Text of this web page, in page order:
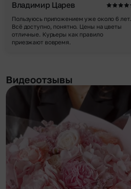
Владимир Царев
Пользуюсь приложением уже около 6 лет.
Всё доступно, понятно. Цены на цветы
отличные. Курьеры как правило
приезжают вовремя.
Видеоотзывы